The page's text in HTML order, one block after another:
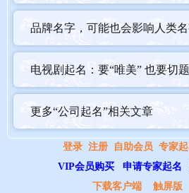
意蕴香表示美好、香风、香甜；清表示
祥，意义优美。
音律香的读音是xiāng，清的读音是qīng
字型香为上下结构，9画；清为左右结
识别、传播和品牌推广。
五行名字的五行配置为：水-水。
五格名字五格数理为21(9-12)，是吉祥
照，独立权威数。
品牌名字，可能也会影响人类
亚马逊 美国人民不再想给孩子起名
电视剧起名：要“唯美” 也要切题
更多“公司起名”相关文章
登录 注册 自助会员 专家
VIP会员购买
申请专家起名
下载客户端
触屏版